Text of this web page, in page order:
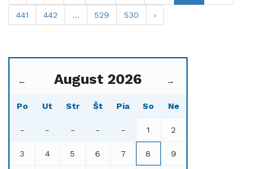
441 442 ... 529 530 ›
← August 2026 →
Po Ut Str Št Pia So Ne
- - - - - 1 2
3 4 5 6 7 8 9